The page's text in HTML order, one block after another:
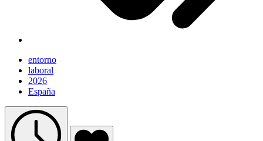
entorno
laboral
2026
España